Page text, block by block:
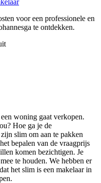
voor een professionele en
te ontdekken.
woning gaat verkopen.
Hoe ga je de
slim om aan te pakken
bepalen van de vraagprijs
komen bezichtigen. Je
te houden. We hebben er
het slim is een makelaar in